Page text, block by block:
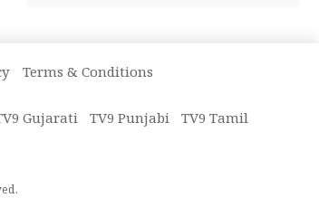
Terms & Conditions
Gujarati TV9 Punjabi TV9 Tamil